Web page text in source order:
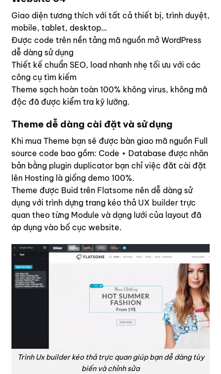
Giao diện tương thích với tất cả thiết bị, trình duyệt,
mobile, tablet, desktop…
Được code trên nền tảng mã nguồn mở WordPress
dễ dàng sử dụng
Thiết kế chuẩn SEO, load nhanh nhẹ tối ưu với các
công cụ tìm kiếm
Theme sạch hoàn toàn 100% không virus, không mã
độc đã được kiểm tra kỹ lưỡng.
Theme dễ dàng cài đặt và sử dụng
Khi mua Theme bạn sẽ được bàn giao mã nguồn Full
source code bao gồm: Code + Database được nhân
bản bằng plugin duplicator bạn chỉ việc đăt cài đặt
lên Hosting là giống demo 100%.
Theme được Buid trên Flatsome nên dễ dàng sử
dụng với trình dựng trang kéo thả UX builder trực
quan theo từng Module và dạng lưới của layout đã
áp dụng vào bố cục website.
Trình Ux builder kéo thả trực quan giúp bạn dễ dàng tùy
biến và chỉnh sửa